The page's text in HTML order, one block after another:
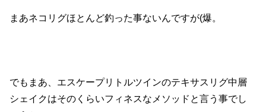
まあネコリグほとんど釣った事ないんですが(爆。
でもまあ、エスケープリトルツインのテキサスリグ中層
シェイクはそのくらいフィネスなメソッドと言う事でし